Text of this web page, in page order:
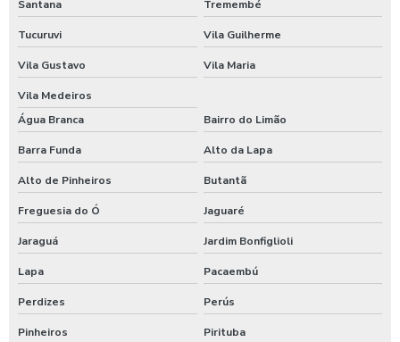
Empresa de restaurante corporativo
Empresa que serve alimentação
Empresa terceirizada de alimentação
Empresas comida transportada
Empresas de alimentação
Empresas de alimentação corporativa
Empresas de alimentação industrial
Empresas de alimentação industrial em sp
Santana Tremembé
Tucuruvi Vila Guilherme
Vila Gustavo Vila Maria
Vila Medeiros
Água Branca
Bairro do Limão
Barra Funda Alto da Lapa
Alto de Pinheiros Butantã
Freguesia do Ó Jaguaré
Jaraguá Jardim Bonfiglioli
Lapa Pacaembú
Perdizes Perús
Pinheiros Pirituba